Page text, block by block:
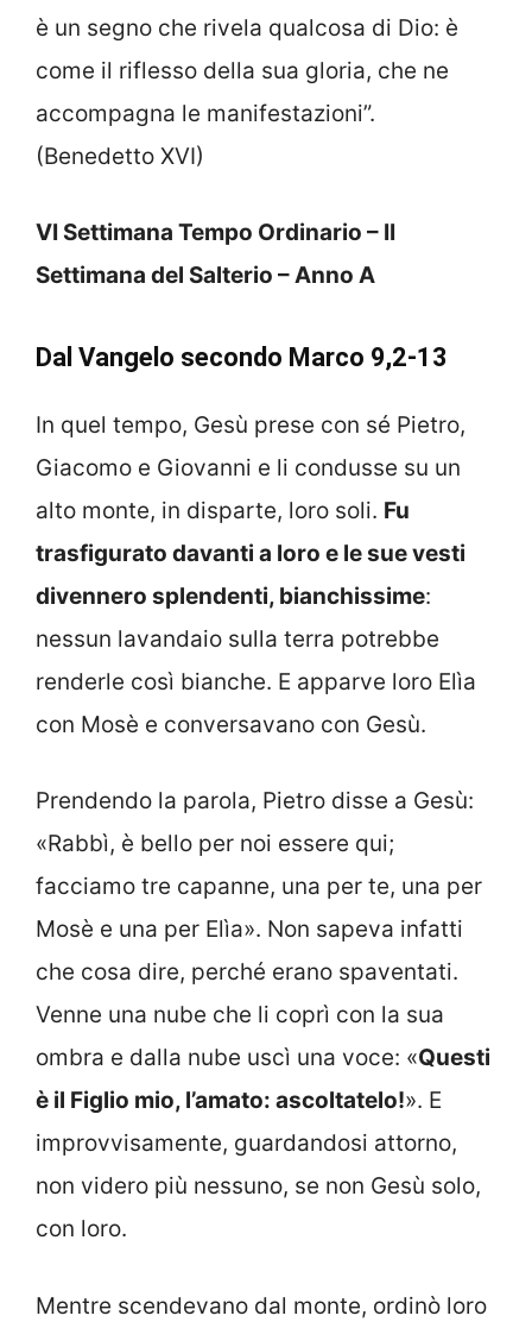
è un segno che rivela qualcosa di Dio: è
come il riflesso della sua gloria, che ne
accompagna le manifestazioni”.
(Benedetto XVI)
VI Settimana Tempo Ordinario – II
Settimana del Salterio – Anno A
Dal Vangelo secondo Marco 9,2-13
In quel tempo, Gesù prese con sé Pietro,
Giacomo e Giovanni e li condusse su un
alto monte, in disparte, loro soli. Fu
trasfigurato davanti a loro e le sue vesti
divennero splendenti, bianchissime:
nessun lavandaio sulla terra potrebbe
renderle così bianche. E apparve loro Elìa
con Mosè e conversavano con Gesù.
Prendendo la parola, Pietro disse a Gesù:
«Rabbì, è bello per noi essere qui;
facciamo tre capanne, una per te, una per
Mosè e una per Elìa». Non sapeva infatti
che cosa dire, perché erano spaventati.
Venne una nube che li coprì con la sua
ombra e dalla nube uscì una voce: «Questi
è il Figlio mio, l’amato: ascoltatelo!». E
improvvisamente, guardandosi attorno,
non videro più nessuno, se non Gesù solo,
con loro.
Mentre scendevano dal monte, ordinò loro